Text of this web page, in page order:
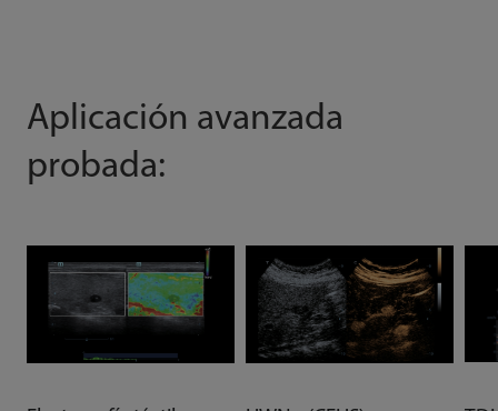
Aplicación avanzada
probada: